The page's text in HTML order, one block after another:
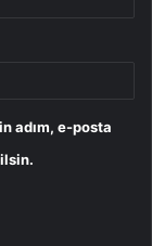
adım, e-posta